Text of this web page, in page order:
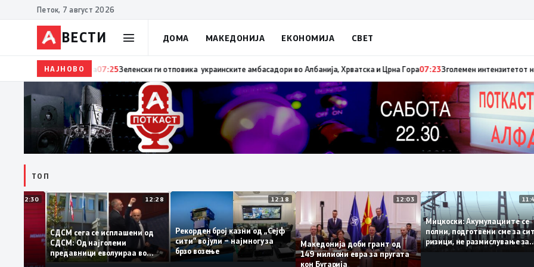
Петок, 7 август 2026
ВЕСТИ ДОМА МАКЕДОНИЈА ЕКОНОМИЈА СВЕТ
НАЈНОВО07:27Трамп: Две работи ја убиваат Европа – првата е имиграцијата, втората е енергијата07:25Зеленски ги отповика
ТОП
12:30
на
12:28
СДСМ сега се исплашени од
СДСМ: Од најголеми
предавници еволуираа во
најголеми патриоти
12:18
Рекорден број казни од „Сејф
сити“ во јули – најмногу за
брзо возење
12:03
Македонија доби грант од
149 милиони евра за пругата
кон Бугарија
Мицкоски: Акумулациите
полни, подготвени сме за
ризици, не размислување
поскапување на струјата